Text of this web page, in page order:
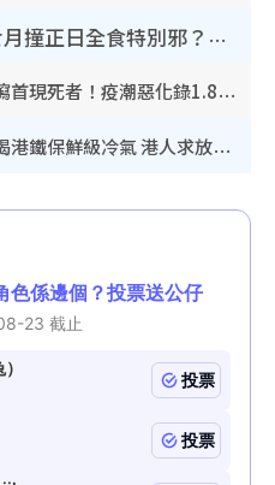
鬼門開2026｜農曆七月撞正日全食特別邪？專家警告切忌做一事！揭4大禁忌+2招保平安
奪命寄生蟲｜食生菜狂瀉首現死者！疫潮惡化錄1.8萬宗病例 揭洗菜3大謬誤
內地客歎港人唔識老！揭港鐵保鮮級冷氣 港人求放過：咪投訴